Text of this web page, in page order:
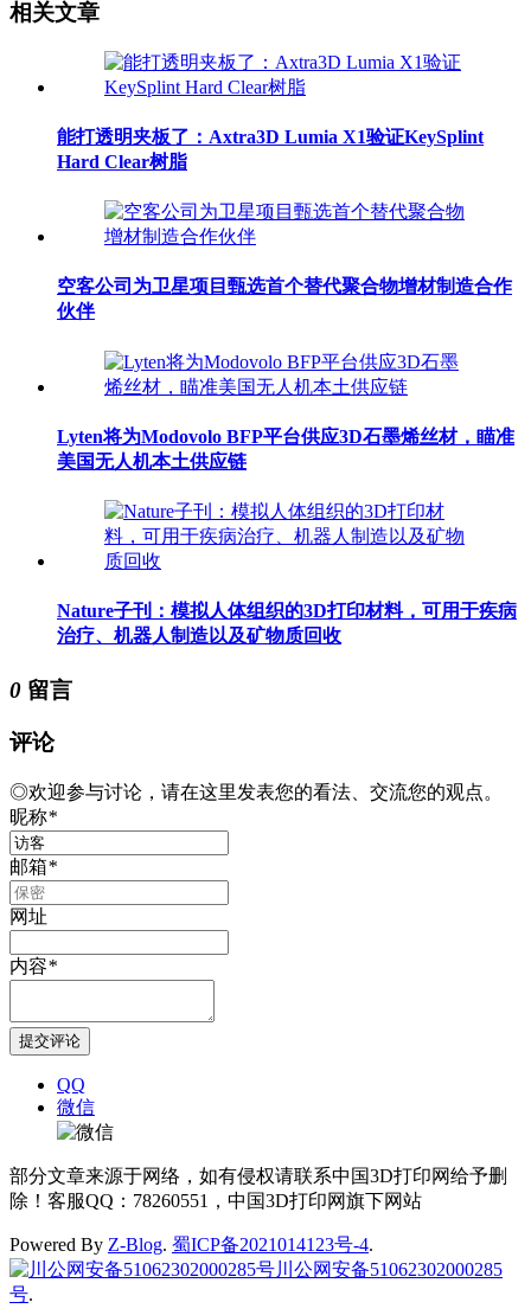
相关文章
能打透明夹板了：Axtra3D Lumia X1验证KeySplint
Hard Clear树脂
空客公司为卫星项目甄选首个替代聚合物增材制造合作
伙伴
Lyten将为Modovolo BFP平台供应3D石墨烯丝材，瞄准
美国无人机本土供应链
Nature子刊：模拟人体组织的3D打印材料，可用于疾病
治疗、机器人制造以及矿物质回收
0 留言
评论
◎欢迎参与讨论，请在这里发表您的看法、交流您的观点。
昵称*
邮箱*
网址
内容*
QQ
微信
部分文章来源于网络，如有侵权请联系中国3D打印网给予删
除！客服QQ：78260551，中国3D打印网旗下网站
Powered By Z-Blog. 蜀ICP备2021014123号-4.
川公网安备51062302000285
号.